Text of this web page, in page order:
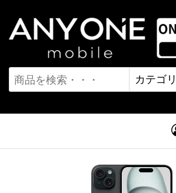
テ
へ
ワンモバイル オンラ
| 東大阪店